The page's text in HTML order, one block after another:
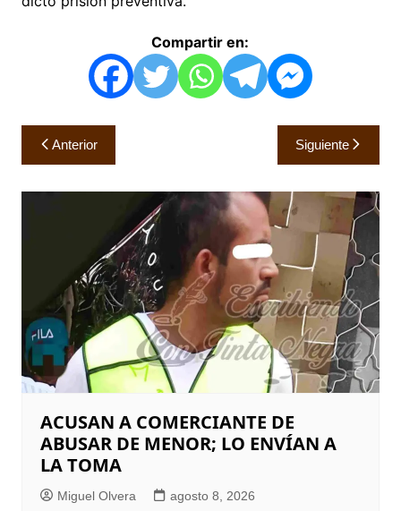
Compartir en:
Navegación
de
entradas
Anterior Siguiente
ACUSAN A COMERCIANTE DE
ABUSAR DE MENOR; LO ENVÍAN A
LA TOMA
Miguel Olvera agosto 8, 2026